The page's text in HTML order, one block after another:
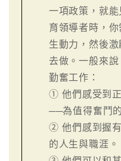
一項政策，就
育領導者時，
生動力，然後
去做。一般來
勤奮工作：
① 他們感受到
──為值得奮鬥
② 他們感到握
的人生與職涯。